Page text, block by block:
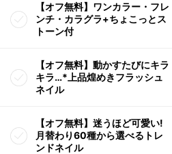
【オフ無料】ワンカラー・フレ
ンチ・カラグラ+ちょこっとス
トーン付
【オフ無料】動かすたびにキラ
キラ…*上品煌めきフラッシュ
ネイル
【オフ無料】迷うほど可愛い!
月替わり60種から選べるトレ
ンドネイル